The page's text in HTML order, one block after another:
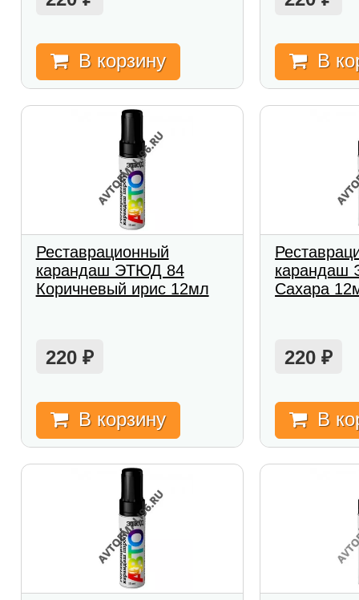
В корзину В
Реставрационный
карандаш ЭТЮД 84
Коричневый ирис 12мл
220 ₽
В корзину
карандаш
Сахара
220₽
В